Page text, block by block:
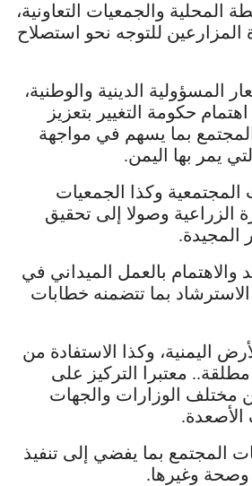
المحلية والجمعيات التعاونية،
للتوجه نحو استصلاح
المسؤولية الدينية والوطنية،
حكومة التغيير بتعزيز
بما يسهم في مواجهة
يمر بها اليمن.
وكذا الجمعيات
الزراعية وصولا إلى تحقيق
بالعمل الميداني في
بما تتضمنه خطابات
اليمنية، وكذا الاستفادة من
معتبرا التركيز على
مختلف الوزارات والجهات
الأصعدة.
المجتمع بما يفضي إلى تنفيذ
وغيرها.